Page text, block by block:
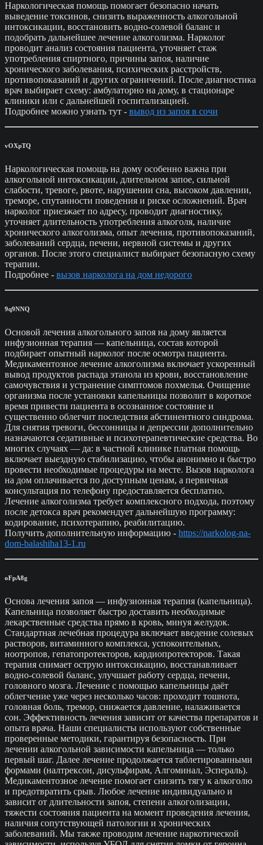
Наркологическая помощь помогает безопасно начать
выведение токсинов, снизить выраженность алкогольной
интоксикации, восстановить водно-солевой баланс и
подобрать дальнейшее лечение алкоголизма. Нарколог
проводит анализ состояния пациента, уточняет стаж
употребления спиртного, причины запоя, наличие
хронического заболевания, психических расстройств,
противопоказаний и других ограничений. После диагностика
врач выбирает схему: амбулаторно на дому, в стационаре
клиники или с дальнейшей госпитализацией.
Подробнее можно узнать тут - вывод из запоя в сочи
vOXpTQ
Наркологическая помощь на дому особенно важна при
алкогольной интоксикации, длительном запое, сильной
слабости, тревоге, рвоте, нарушении сна, высоком давлении,
треморе, спутанности поведения и риске осложнений. Врач
нарколог приезжает по адресу, проводит диагностику,
уточняет длительность употребления алкоголя, наличие
хронического алкоголизма, опыт лечения, противопоказаний,
заболеваний сердца, печени, нервной системы и других
органов. После этого специалист выбирает безопасную схему
терапии.
Подробнее - вызов нарколога на дом недорого
9q9NNQ
Основой лечения алкогольного запоя на дому является
инфузионная терапия — капельница, состав которой
подбирает опытный нарколог после осмотра пациента.
Медикаментозное лечение алкоголизма включает ускоренный
вывод продуктов распада этанола из крови, восстановление
самочувствия и устранение симптомов похмелья. Очищение
организма после установки капельницы позволит в короткое
время привести пациента в осознанное состояние и
существенно облегчит последствия абстинентного синдрома.
Для снятия тревоги, бессонницы и депрессии дополнительно
назначаются седативные и психотерапевтические средства. Во
многих случаях — да: в частной клинике платная помощь
включает выездную стабилизацию, чтобы анонимно и быстро
провести необходимые процедуры на месте. Вызов нарколога
на дом оплачивается по доступным ценам, а первичная
консультация по телефону предоставляется бесплатно.
Лечение алкоголизма требует комплексного подхода, поэтому
после детокса врач рекомендует дальнейшую программу:
кодирование, психотерапию, реабилитацию.
Получить дополнительную информацию - https://narkolog-na-
dom-balashiha13-1.ru
oFpA8g
Основа лечения запоя — инфузионная терапия (капельница).
Капельница позволяет быстро доставить необходимые
лекарственные средства прямо в кровь, минуя желудок.
Стандартная лечебная процедура включает введение солевых
растворов, витаминного комплекса, успокоительных,
ноотропов, гепатопротекторов, кардиопротекторов. Такая
терапия снимает острую интоксикацию, восстанавливает
водно-солевой баланс, улучшает работу сердца, печени,
головного мозга. Лечение с помощью капельницы даёт
облегчение уже через несколько часов: проходит тошнота,
головная боль, тремор, снижается давление, налаживается
сон. Эффективность лечения зависит от качества препаратов и
опыта врача. Наши специалисты используют собственные
проверенные методики, гарантируя безопасность. При
лечении алкогольной зависимости капельница — только
первый шаг. Далее лечение продолжается таблетированными
формами (налтрексон, дисульфирам, Алгоминал, Эспераль).
Медикаментозное лечение помогает снизить тягу к алкоголю
и предотвратить срыв. Любое лечение индивидуально и
зависит от длительности запоя, степени алкоголизации,
тяжести состояния пациента на момент проведения лечения,
наличия сопутствующей патологии и хронических
заболеваний. Мы также проводим лечение наркотической